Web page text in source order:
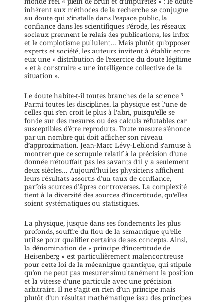
inhérent aux méthodes de la recherche se conjugue
au doute qui s’installe dans l’espace public, la
confiance dans les scientifiques s’érode, les réseaux
sociaux prennent le relais des publications, les infox
et le complotisme pullulent… Mais plutôt qu’opposer
experts et société, les auteurs invitent à établir entre
eux une « distribution de l’exercice du doute légitime
» et à construire « une intelligence collective de la
situation ».
Le doute habite-t-il toutes branches de la science ?
Parmi toutes les disciplines, la physique est l’une de
celles qui s’en croit le plus à l’abri, puisqu’elle se
fonde sur des mesures ou des calculs réfutables car
susceptibles d’être reproduits. Toute mesure s’énonce
par un nombre qui doit afficher son niveau
d’approximation. Jean-Marc Lévy-Leblond s’amuse à
montrer que ce scrupule relatif à la précision d’une
donnée n’étouffait pas les savants d’il y a seulement
deux siècles… Aujourd’hui les physiciens affichent
leurs résultats assortis d’un taux de confiance,
parfois sources d’âpres controverses. La complexité
tient à la diversité des sources d’incertitude, qu’elles
soient systématiques ou statistiques.
La physique, jusque dans ses fondements les plus
profonds, souffre du flou de la sémantique qu’elle
utilise pour qualifier certains de ses concepts. Ainsi,
la dénomination de « principe d’incertitude de
Heisenberg » est particulièrement malencontreuse
pour cette loi de la mécanique quantique, qui stipule
qu’on ne peut pas mesurer simultanément la position
et la vitesse d’une particule avec une précision
arbitraire. Il ne s’agit en rien d’un principe mais
plutôt d’un résultat mathématique issu des principes